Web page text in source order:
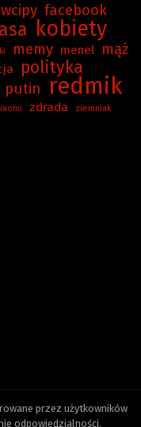
facebook
kobiety
memy menel mąż
polityka
putin redmik
zdrada
ziemniak
przez użytkowników
odpowiedzialności.